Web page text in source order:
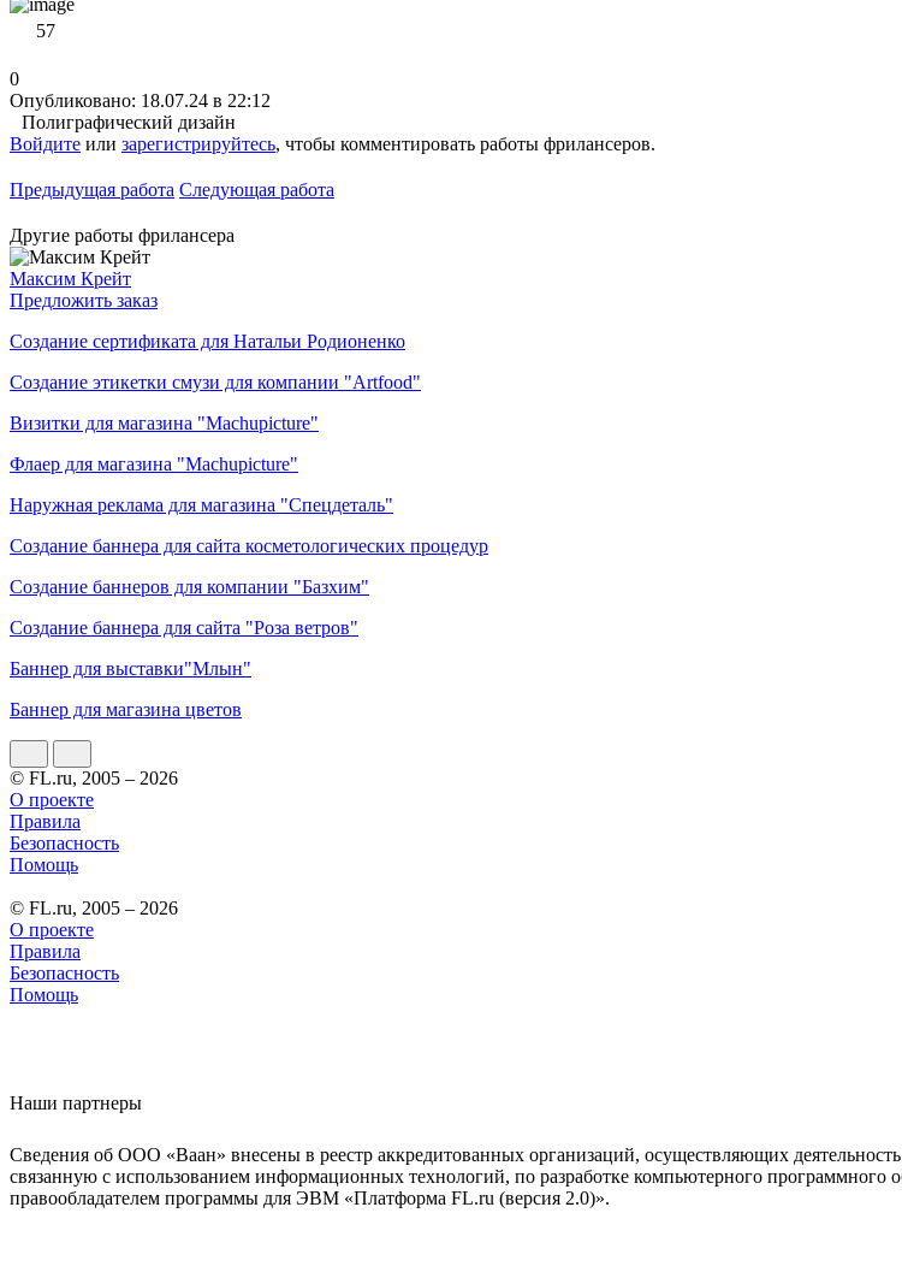
57
0
Опубликовано: 18.07.24 в 22:12
Полиграфический дизайн
Войдите или зарегистрируйтесь, чтобы комментировать работы фрилансеров.
Предыдущая работа Следующая работа
Другие работы фрилансера
Максим Крейт
Предложить заказ
Создание сертификата для Натальи Родионенко
Создание этикетки смузи для компании "Artfood"
Визитки для магазина "Machupicture"
Флаер для магазина "Machupicture"
Наружная реклама для магазина "Спецдеталь"
Создание баннера для сайта косметологических процедур
Создание баннеров для компании "Базхим"
Создание баннера для сайта "Роза ветров"
Баннер для выставки"Млын"
Баннер для магазина цветов
© FL.ru, 2005 – 2026
О проекте
Правила
Безопасность
Помощь
© FL.ru, 2005 – 2026
О проекте
Правила
Безопасность
Помощь
Наши партнеры
Сведения об ООО «Ваан» внесены в реестр аккредитованных организаций, осуществляющих
связанную с использованием информационных технологий, по разработке компьютерного
правообладателем программы для ЭВМ «Платформа FL.ru (версия 2.0)».